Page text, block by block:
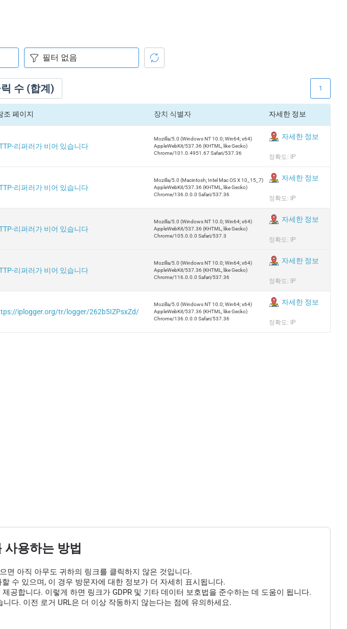
수 (합계) 1
조 페이지 장치 식별자 자세한 정보
리퍼러가 비어 있습니다
Mozilla/5.0 (Windows NT 10.0; Win64; x64)
AppleWebKit/537.36 (KHTML, like Gecko)
Chrome/101.0.4951.67 Safari/537.36
자세한 정보
정확도: IP
리퍼러가 비어 있습니다
Mozilla/5.0 (Macintosh; Intel Mac OS X 10_15_7)
AppleWebKit/537.36 (KHTML, like Gecko)
Chrome/136.0.0.0 Safari/537.36
자세한 정보
정확도: IP
리퍼러가 비어 있습니다
Mozilla/5.0 (Windows NT 10.0; Win64; x64)
AppleWebKit/537.36 (KHTML, like Gecko)
Chrome/105.0.0.0 Safari/537.3
자세한 정보
정확도: IP
리퍼러가 비어 있습니다
Mozilla/5.0 (Windows NT 10.0; Win64; x64)
AppleWebKit/537.36 (KHTML, like Gecko)
Chrome/116.0.0.0 Safari/537.36
자세한 정보
정확도: IP
iplogger.org/tr/logger/262b5IZPsxZd/
Mozilla/5.0 (Windows NT 10.0; Win64; x64)
AppleWebKit/537.36 (KHTML, like Gecko)
Chrome/136.0.0.0 Safari/537.36
자세한 정보
정확도: IP
용하는 방법
면 아직 아무도 귀하의 링크를 클릭하지 않은 것입니다.
수 있으며, 이 경우 방문자에 대한 정보가 더 자세히 표시됩니다.
합니다. 이렇게 하면 링크가 GDPR 및 기타 데이터 보호법을 준수하는 데 도움이 됩니다.
다. 이전 로거 URL은 더 이상 작동하지 않는다는 점에 유의하세요.